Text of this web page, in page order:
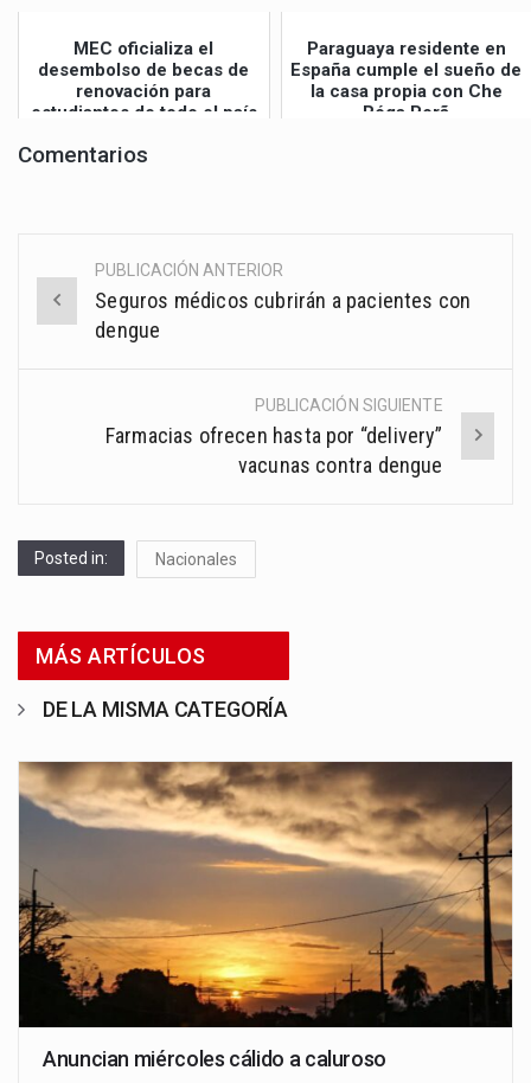
MEC oficializa el
desembolso de becas de
renovación para
estudiantes de todo el país
Paraguaya residente en
España cumple el sueño de
la casa propia con Che
Róga Porã
Comentarios
Post
navigation
PUBLICACIÓN ANTERIOR
Seguros médicos cubrirán a pacientes con
dengue
PUBLICACIÓN SIGUIENTE
Farmacias ofrecen hasta por “delivery”
vacunas contra dengue
Posted in: Nacionales
MÁS ARTÍCULOS
DE LA MISMA CATEGORÍA
Anuncian miércoles cálido a caluroso